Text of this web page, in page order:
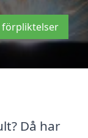
förpliktelser
Då har